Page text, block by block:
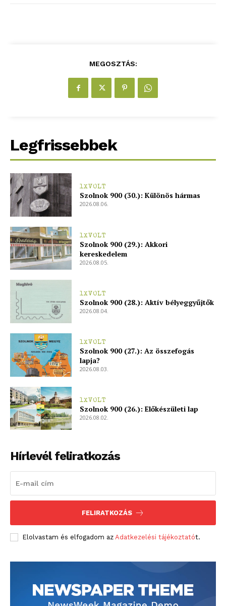
ELŐFIZETÉS
bSZ fiók
Előfizetés
Adatkezelési tájékoztató
Hirdetés
MEGOSZTÁS:
Legfrissebbek
1XVOLT
Szolnok 900 (30.): Különös hármas
2026.08.06.
1XVOLT
Szolnok 900 (29.): Akkori
kereskedelem
2026.08.05.
1XVOLT
Szolnok 900 (28.): Aktív bélyeggyűjtők
2026.08.04.
1XVOLT
Szolnok 900 (27.): Az összefogás
lapja?
2026.08.03.
1XVOLT
Szolnok 900 (26.): Előkészületi lap
2026.08.02.
Hírlevél feliratkozás
FELIRATKOZÁS
Elolvastam és elfogadom az Adatkezelési tájékoztatót.